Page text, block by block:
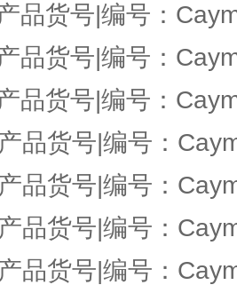
品货号|编号：
品货号|编号：
品货号|编号：
品货号|编号：
品货号|编号：
品货号|编号：
品货号|编号：